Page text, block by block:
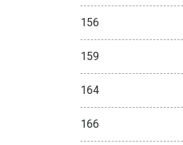
156
159
164
166